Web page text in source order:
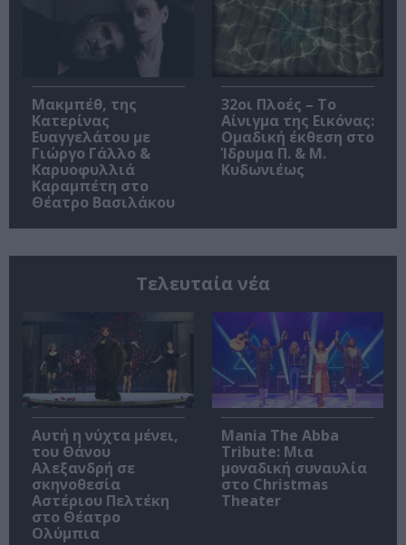
Μακμπέθ, της
Κατερίνας
Ευαγγελάτου με
Γιώργο Γάλλο &
Καρυοφυλλιά
Καραμπέτη στο
Θέατρο Βασιλάκου
32οι Πλοές – Το
Αίνιγμα της Εικόνας:
Ομαδική έκθεση στο
Ίδρυμα Π. & Μ.
Κυδωνιέως
Τελευταία νέα
Αυτή η νύχτα μένει,
του Θάνου
Αλεξανδρή σε
σκηνοθεσία
Αστέριου Πελτέκη
στο Θέατρο
Ολύμπια
Mania The Abba
Tribute: Μια
μοναδική συναυλία
στο Christmas
Theater